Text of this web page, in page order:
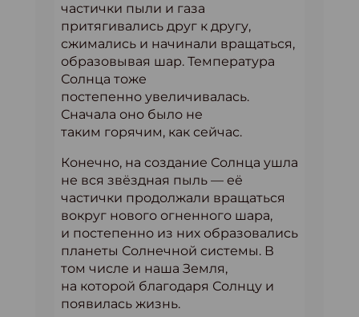
частички пыли и газа
притягивались друг к другу,
сжимались и начинали вращаться,
образовывая шар. Температура
Солнца тоже
постепенно увеличивалась.
Сначала оно было не
таким горячим, как сейчас.
Конечно, на создание Солнца ушла
не вся звёздная пыль — её
частички продолжали вращаться
вокруг нового огненного шара,
и постепенно из них образовались
планеты Солнечной системы. В
том числе и наша Земля,
на которой благодаря Солнцу и
появилась жизнь.